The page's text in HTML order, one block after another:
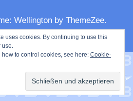
Wellington by ThemeZee.
uses cookies. By continuing to use this
use.
to control cookies, see here: Cookie-